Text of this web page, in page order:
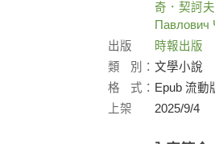
奇．契訶
Павлович
出版
社：
時報出版
類
別： 文學小說
格
式： Epub 流動
上架
2025/9/4